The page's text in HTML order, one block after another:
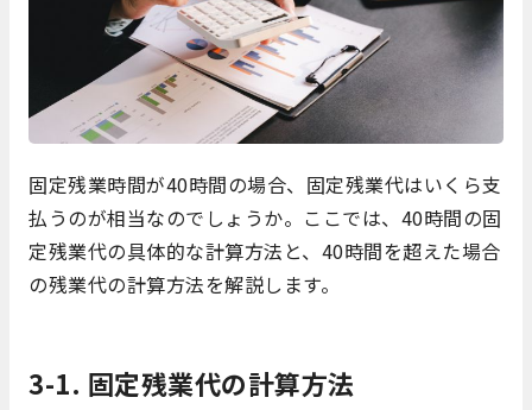
固定残業時間が40時間の場合、固定残業代はいくら支
払うのが相当なのでしょうか。ここでは、40時間の固
定残業代の具体的な計算方法と、40時間を超えた場合
の残業代の計算方法を解説します。
3-1. 固定残業代の計算方法